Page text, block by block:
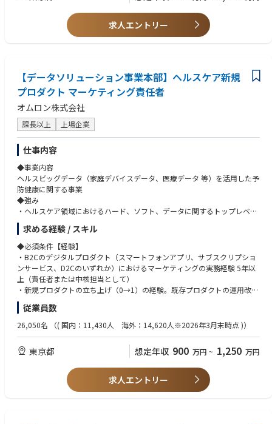
・意思決定の支援
進。
（変更の範囲）会社の定める全ての業務（職種変更・配置転換あり）
■面白さ・やりがい（私たちが提供できること）
・意思決定経験
単なる「運用」ではなく、事業にインパクトを与えるための「投資」と
してのマーケティングを、裁量を持って実行できます。
・「toB × toC × toG」が交差する稀有なフィールド
バーティカルSaaSとしての深掘りと、406万人の保護者（toC）へのア
プローチ、さらには行政（toG）との連携。
これらが複雑に絡み合う難易度の高い戦略立案に挑戦できます。
・社会貢献性×経済価値の両輪
営業とマーケティングはとても近い組織となるため、実際の施設の声を
聴き、手触り感を持ちながら推進できます。
少しでもご興味をお持ちいただけましたら、まずはカジュアルにお話しま
せんか？
ご応募お待ちしております！
・複雑なステークホルダー間（営業・CS等）での調整・合意形成のご経験
・マーケ実務においてAIツールを活用し、業務パフォーマンスの向上また
・BtoCマーケティング（SNS、動画、アプリマーケ等）のご経験
・広告代理店ご出身の場合：クライアントの事業KPIに責任を持ち、上流
の戦略設計から実行・効果検証まで担ったご経験
【求める人物像】
・戦略と実行の間を埋めることに面白さを感じ、多角的な視点で実行推進
できる方
・社会的意義への共感と、数値に対するシビアな感覚の両方をお持ちの方
・変化を楽しみながら業務に向き合える方
・相手へのリスペクトを持ちながら建設的にコミュニケーションをとれる
方
求人エントリー
【データソリューション事業本部】ヘルスケア新規
プロダクト マーケティング責任者
オムロン株式会社
課長以上 上場企業
仕事内容
◆事業内容
ヘルスビッグデータ（家庭デバイスデータ、医療データ 等）を活用した予
防健康に関する事業
◆強み
・ヘルスケア領域におけるハード、ソフト、データに関するトップレベル
人財との協働環境
・国内最大規模のヘルスビッグデータの保有と、国内最大シェアのデバイ
ス開発力
・唯一無二の家庭データ×医療データの組み合わせ
◆今後の展望
新規事業として、ヘルスビッグデータを活用した予防ソリューションを構
築し、国内から海外までグロースさせていく予定です。ソリューションは
想定しており、近々国内でのローンチ、5年以内には海外展開も見据えて
事業展開を計画しています。
◆担っていただきたい具体的な業務内容
新規プロダクトのGo-To-Market（GTM）戦略の立案から、顧客コミュニケ
ーション全般の設計・実行までを一気通貫でご担当いただきます。事業部
て実行いただくプレイングマネージャーです。
本ポジションでは、B2Cの顧客コミュニケーション全般を一体で設計いた
求める経験 / スキル
◆必須条件【経験】
・B2Cのデジタルプロダクト（スマートフォンアプリ、サブスクリプショ
ンサービス、D2Cのいずれか）におけるマーケティングの実務経験 5年以
上（責任者または中核担当として）
・新規プロダクトの立ち上げ（0→1）の経験。既存プロダクトの運用改善
だけでなく、ローンチのGTM戦略を自ら設計し、実行まで担った経験
・広告出稿による獲得だけでなく、広報・オウンドSNS・コミュニティ・
UGC・アンバサダー等を通じて、ユーザーの熱量を起点にした顧客基盤を
・CAC／LTV／継続率／投資回収期間といったユニットエコノミクスを自
ら設計・モニタリングし、予算配分の意思決定を行った経験
・少人数体制での実行経験。広告代理店・制作会社・PR会社等の外部パー
トナーをディレクションしながら、ご自身でも手を動かしてきた経験
・薬機法、景品表示法など表現規制のある商材でのマーケティング経験
従業員数
26,050名 （( 国内：11,430人 海外：14,620人※2026年3月末時点 )）
東京都 想定年収 900 万円 ~ 1,250 万円
求人エントリー